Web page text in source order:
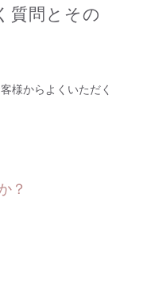
質問とその
様からよくいただく
？